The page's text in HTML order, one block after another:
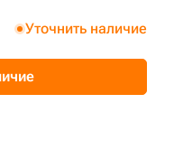
Уточнить наличие